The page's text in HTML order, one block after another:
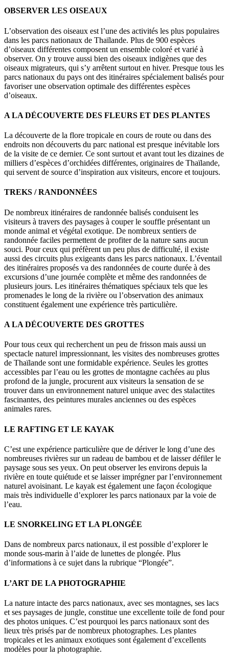
OBSERVER LES OISEAUX
L’observation des oiseaux est l’une des activités les plus populaires
dans les parcs nationaux de Thaïlande. Plus de 900 espèces
d’oiseaux différentes composent un ensemble coloré et varié à
observer. On y trouve aussi bien des oiseaux indigènes que des
oiseaux migrateurs, qui s’y arrêtent surtout en hiver. Presque tous les
parcs nationaux du pays ont des itinéraires spécialement balisés pour
favoriser une observation optimale des différentes espèces
d’oiseaux.
A LA DÉCOUVERTE DES FLEURS ET DES PLANTES
La découverte de la flore tropicale en cours de route ou dans des
endroits non découverts du parc national est presque inévitable lors
de la visite de ce dernier. Ce sont surtout et avant tout les dizaines de
milliers d’espèces d’orchidées différentes, originaires de Thaïlande,
qui servent de source d’inspiration aux visiteurs, encore et toujours.
TREKS / RANDONNÉES
De nombreux itinéraires de randonnée balisés conduisent les
visiteurs à travers des paysages à couper le souffle présentant un
monde animal et végétal exotique. De nombreux sentiers de
randonnée faciles permettent de profiter de la nature sans aucun
souci. Pour ceux qui préfèrent un peu plus de difficulté, il existe
aussi des circuits plus exigeants dans les parcs nationaux. L’éventail
des itinéraires proposés va des randonnées de courte durée à des
excursions d’une journée complète et même des randonnées de
plusieurs jours. Les itinéraires thématiques spéciaux tels que les
promenades le long de la rivière ou l’observation des animaux
constituent également une expérience très particulière.
A LA DÉCOUVERTE DES GROTTES
Pour tous ceux qui recherchent un peu de frisson mais aussi un
spectacle naturel impressionnant, les visites des nombreuses grottes
de Thaïlande sont une formidable expérience. Seules les grottes
accessibles par l’eau ou les grottes de montagne cachées au plus
profond de la jungle, procurent aux visiteurs la sensation de se
trouver dans un environnement naturel unique avec des stalactites
fascinantes, des peintures murales anciennes ou des espèces
animales rares.
LE RAFTING ET LE KAYAK
C’est une expérience particulière que de dériver le long d’une des
nombreuses rivières sur un radeau de bambou et de laisser défiler le
paysage sous ses yeux. On peut observer les environs depuis la
rivière en toute quiétude et se laisser imprégner par l’environnement
naturel avoisinant. Le kayak est également une façon écologique
mais très individuelle d’explorer les parcs nationaux par la voie de
l’eau.
LE SNORKELING ET LA PLONGÉE
Dans de nombreux parcs nationaux, il est possible d’explorer le
monde sous-marin à l’aide de lunettes de plongée. Plus
d’informations à ce sujet dans la rubrique “Plongée”.
L’ART DE LA PHOTOGRAPHIE
La nature intacte des parcs nationaux, avec ses montagnes, ses lacs
et ses paysages de jungle, constitue une excellente toile de fond pour
des photos uniques. C’est pourquoi les parcs nationaux sont des
lieux très prisés par de nombreux photographes. Les plantes
tropicales et les animaux exotiques sont également d’excellents
modèles pour la photographie.